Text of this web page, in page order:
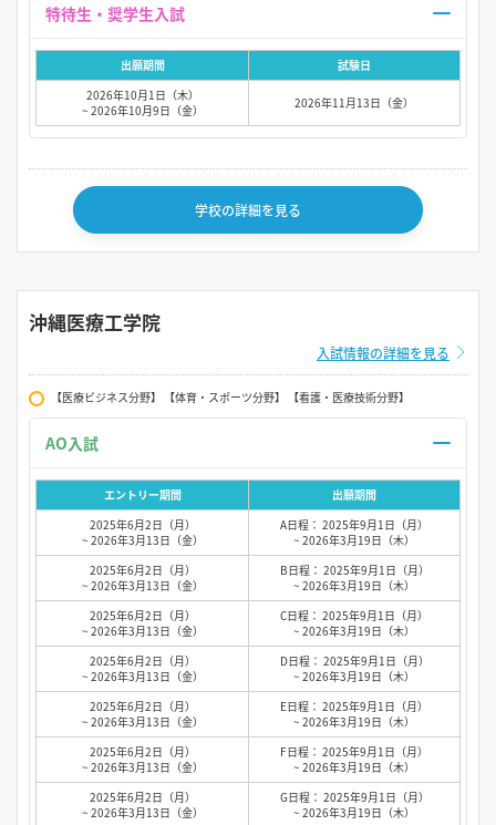
出願期間
試験日
2026年10月1日（木）
~ 2026年10月9日（金）
2026年11月13日（金）
学校の詳細を見る
沖縄医療工学院
入試情報の詳細を見る
【医療ビジネス分野】 【体育・スポーツ分野】 【看護・医療技術分野】
エントリー期間
出願期間
2025年6月2日（月）
~ 2026年3月13日（金）
A日程： 2025年9月1日（月）
~ 2026年3月19日（木）
2025年6月2日（月）
~ 2026年3月13日（金）
B日程： 2025年9月1日（月）
~ 2026年3月19日（木）
2025年6月2日（月）
~ 2026年3月13日（金）
C日程： 2025年9月1日（月）
~ 2026年3月19日（木）
2025年6月2日（月）
~ 2026年3月13日（金）
D日程： 2025年9月1日（月）
~ 2026年3月19日（木）
2025年6月2日（月）
~ 2026年3月13日（金）
E日程： 2025年9月1日（月）
~ 2026年3月19日（木）
2025年6月2日（月）
~ 2026年3月13日（金）
F日程： 2025年9月1日（月）
~ 2026年3月19日（木）
2025年6月2日（月）
~ 2026年3月13日（金）
G日程： 2025年9月1日（月）
~ 2026年3月19日（木）